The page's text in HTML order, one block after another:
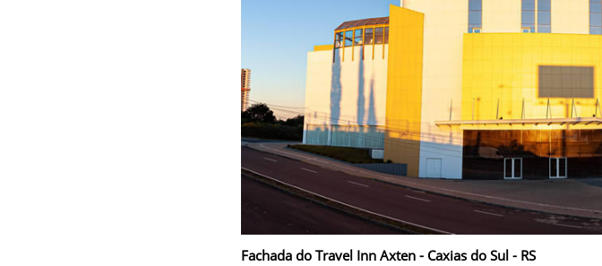
Fachada do Travel Inn Axten - Caxias do Sul - RS